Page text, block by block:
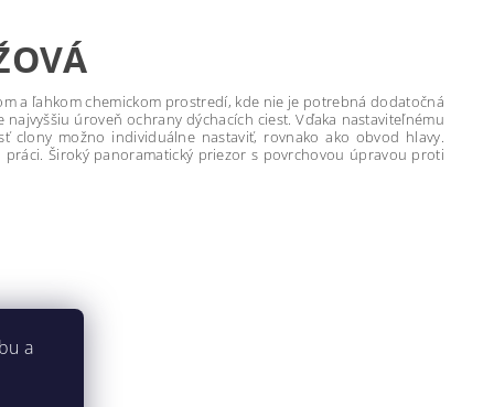
a ľahkom chemickom prostredí, kde nie je potrebná dodatočná
úroveň ochrany dýchacích ciest. Vďaka nastaviteľnému
clony možno individuálne nastaviť, rovnako ako obvod hlavy.
Široký panoramatický priezor s povrchovou úpravou proti
a